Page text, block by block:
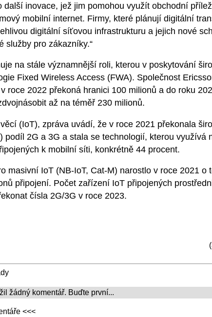
další inovace, jež jim pomohou využít obchodní
mobilní internet. Firmy, které plánují digitální
digitální síťovou infrastrukturu a jejich nové
služby pro zákazníky.“
na stále významnější roli, kterou v poskytování
Fixed Wireless Access (FWA). Společnost
roce 2022 překoná hranici 100 milionů a do roku
až na téměř 230 milionů.
(IoT), zpráva uvádí, že v roce 2021 překonala
podíl 2G a 3G a stala se technologií, kterou využívá
k mobilní síti, konkrétně 44 procent.
masivní IoT (NB-IoT, Cat-M) narostlo v roce 2021 o
připojení. Počet zařízení IoT připojených
čísla 2G/3G v roce 2023.
žádný komentář. Buďte první...
<<<